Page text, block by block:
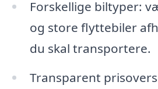
Forskellige biltyper:
og store flyttebiler
du skal transportere.
Transparent